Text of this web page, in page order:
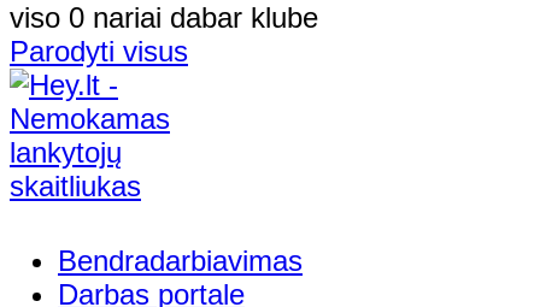
viso 0 nariai dabar klube
Parodyti visus
Bendradarbiavimas
Darbas portale